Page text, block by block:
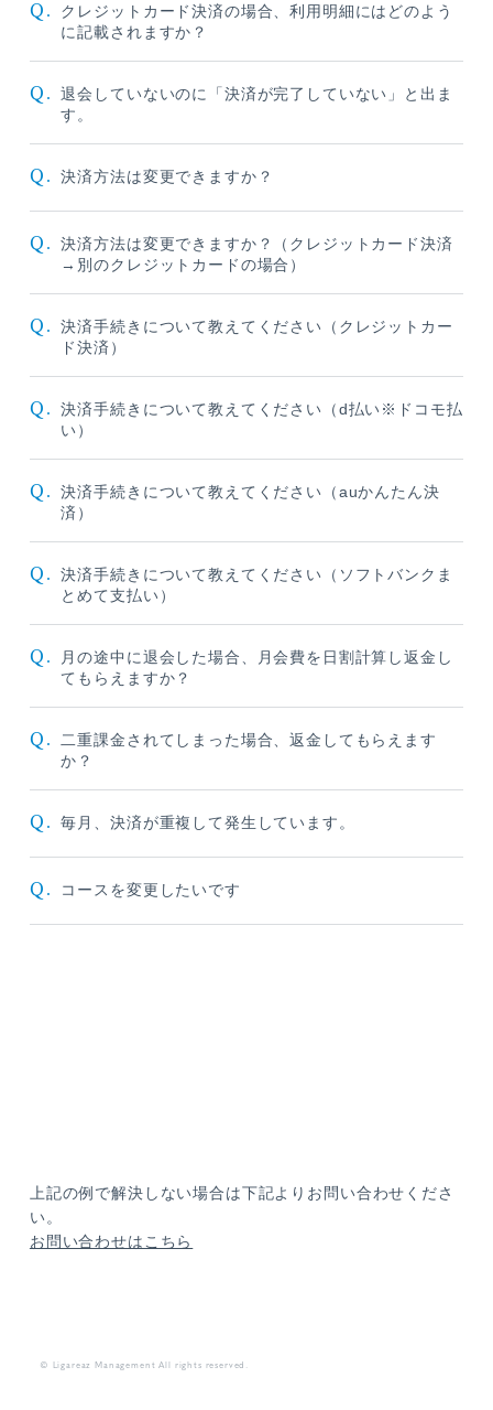
Q.
クレジットカード決済の場合、利用明細にはどのよう
に記載されますか？
Q.
退会していないのに「決済が完了していない」と出ま
す。
Q. 決済方法は変更できますか？
Q.
決済方法は変更できますか？（クレジットカード決済
→別のクレジットカードの場合）
Q.
決済手続きについて教えてください（クレジットカー
ド決済）
Q.
決済手続きについて教えてください（d払い※ドコモ払
い）
Q.
決済手続きについて教えてください（auかんたん決
済）
Q.
決済手続きについて教えてください（ソフトバンクま
とめて支払い）
Q.
月の途中に退会した場合、月会費を日割計算し返金し
てもらえますか？
Q.
二重課金されてしまった場合、返金してもらえます
か？
Q. 毎月、決済が重複して発生しています。
Q. コースを変更したいです
上記の例で解決しない場合は下記よりお問い合わせくださ
い。
お問い合わせはこちら
© Ligareaz Management All rights reserved.